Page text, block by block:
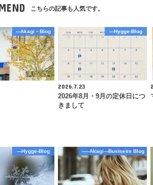
こちらの記事も人気です。
---Akagi－Blog ---Hygge-Blog
2026.7.23
2026年8月・9月の定休日につ
きまして
---Hygge-Blog -----Akagi---Business Blog